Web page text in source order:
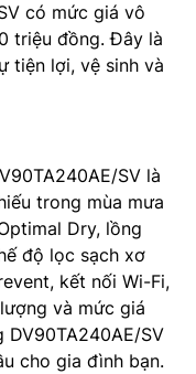
có mức giá vô
triệu đồng. Đây là
tiện lợi, vệ sinh và
SV là
trong mùa mưa
Dry, lồng
độ lọc sạch xơ
kết nối Wi-Fi,
và mức giá
DV90TA240AE/SV
cho gia đình bạn.